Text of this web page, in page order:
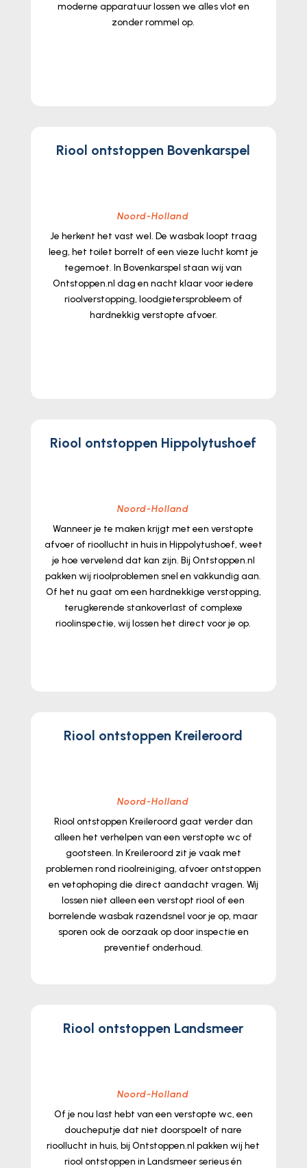
moderne apparatuur lossen we alles vlot en
zonder rommel op.​
Riool ontstoppen Bovenkarspel
Noord-Holland
Je herkent het vast wel.​ De wasbak loopt traag
leeg, het toilet borrelt of een vieze lucht komt je
tegemoet.​ In Bovenkarspel staan wij van
Ontstoppen.​nl dag en nacht klaar voor iedere
rioolverstopping, loodgietersprobleem of
hardnekkig verstopte afvoer.​
Riool ontstoppen Hippolytushoef
Noord-Holland
Wanneer je te maken krijgt met een verstopte
afvoer of rioollucht in huis in Hippolytushoef, weet
je hoe vervelend dat kan zijn.​ Bij Ontstoppen.​nl
pakken wij rioolproblemen snel en vakkundig aan.​
Of het nu gaat om een hardnekkige verstopping,
terugkerende stankoverlast of complexe
rioolinspectie, wij lossen het direct voor je op.​
Riool ontstoppen Kreileroord
Noord-Holland
Riool ontstoppen Kreileroord gaat verder dan
alleen het verhelpen van een verstopte wc of
gootsteen.​ In Kreileroord zit je vaak met
problemen rond rioolreiniging, afvoer ontstoppen
en vetophoping die direct aandacht vragen.​ Wij
lossen niet alleen een verstopt riool of een
borrelende wasbak razendsnel voor je op, maar
sporen ook de oorzaak op door inspectie en
preventief onderhoud.​
Riool ontstoppen Landsmeer
Noord-Holland
Of je nou last hebt van een verstopte wc, een
doucheputje dat niet doorspoelt of nare
rioollucht in huis, bij Ontstoppen.​nl pakken wij het
riool ontstoppen in Landsmeer serieus én